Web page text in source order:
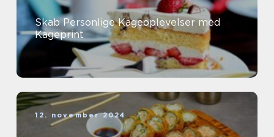
Skab Personlige Kageoplevelser med
Kageprint
12. november 2024